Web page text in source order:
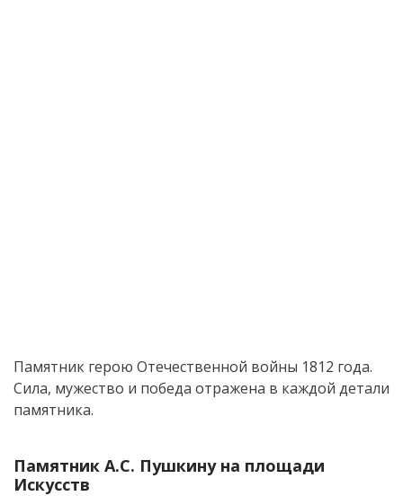
Памятник герою Отечественной войны 1812 года.
Сила, мужество и победа отражена в каждой детали
памятника.
Памятник А.С. Пушкину на площади
Искусств